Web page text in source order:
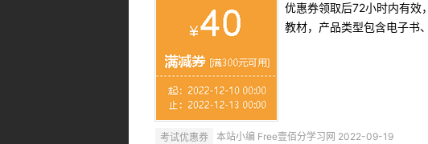
优惠券领取后72小时内有效
教材，产品类型包含电子书
考试优惠券 本站小编 Free壹佰分学习网 2022-09-19